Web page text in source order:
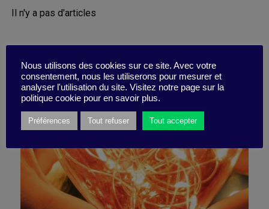
Il n'y a pas d'articles
Nous utilisons des cookies sur ce site. Avec votre
consentement, nous les utiliserons pour mesurer et
analyser l'utilisation du site. Visitez notre page sur la
politique cookie pour en savoir plus.
Préférences Tout refuser Tout accepter